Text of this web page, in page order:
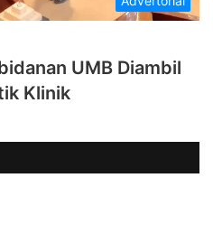
UMB Diambil
Klinik